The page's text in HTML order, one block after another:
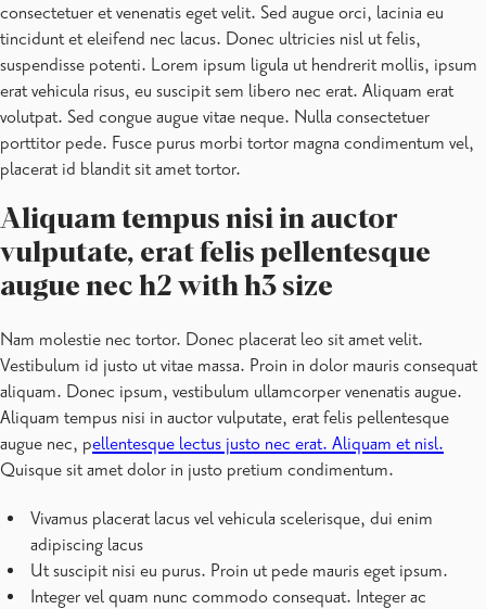
consectetuer et venenatis eget velit. Sed augue orci, lacinia eu
tincidunt et eleifend nec lacus. Donec ultricies nisl ut felis,
suspendisse potenti. Lorem ipsum ligula ut hendrerit mollis, ipsum
erat vehicula risus, eu suscipit sem libero nec erat. Aliquam erat
volutpat. Sed congue augue vitae neque. Nulla consectetuer
porttitor pede. Fusce purus morbi tortor magna condimentum vel,
placerat id blandit sit amet tortor.
Aliquam tempus nisi in auctor
vulputate, erat felis pellentesque
augue nec h2 with h3 size
Nam molestie nec tortor. Donec placerat leo sit amet velit.
Vestibulum id justo ut vitae massa. Proin in dolor mauris consequat
aliquam. Donec ipsum, vestibulum ullamcorper venenatis augue.
Aliquam tempus nisi in auctor vulputate, erat felis pellentesque
augue nec, pellentesque lectus justo nec erat. Aliquam et nisl.
Quisque sit amet dolor in justo pretium condimentum.
Vivamus placerat lacus vel vehicula scelerisque, dui enim
adipiscing lacus
Ut suscipit nisi eu purus. Proin ut pede mauris eget ipsum.
Integer vel quam nunc commodo consequat. Integer ac